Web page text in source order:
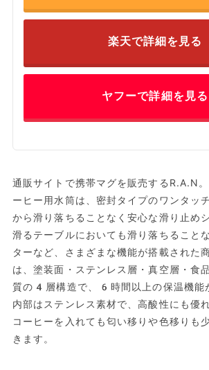
楽天で詳細を見る
ヤフーで詳細を見る
通販サイトで携帯マグを販売するR.A.N
ーヒー用水筒は、密封タイプのワンタッ
から滑り落ちることなく安心な滑り止め
滑るテーブルにおいても滑り落ちること
ターなど、さまざまな機能が搭載された
は、塗装面・ステンレス層・真空層・
質の4層構造で、6時間以上の保温機能
内部はステンレス素材で、高酸性にも優
コーヒーを入れても匂い移りや色移りも
きます。